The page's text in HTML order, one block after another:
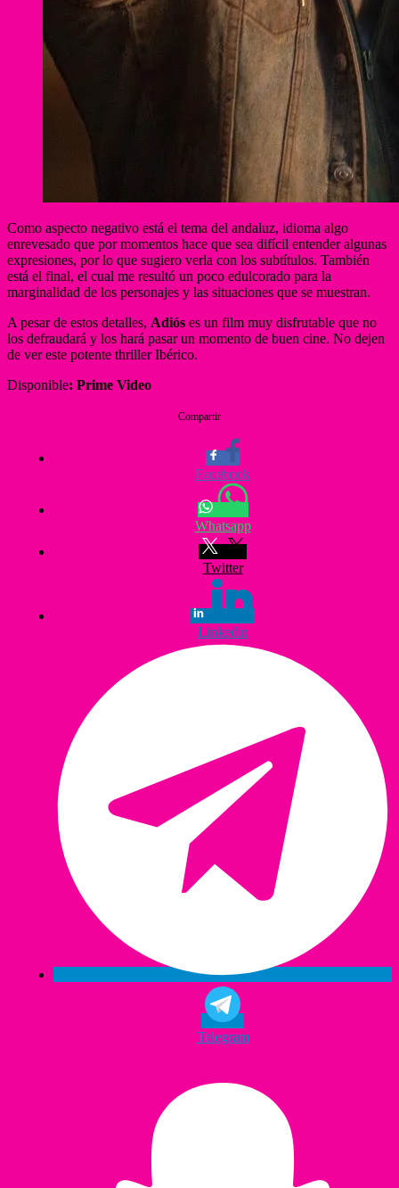
Como aspecto negativo está el tema del andaluz, idioma algo
enrevesado que por momentos hace que sea difícil entender algunas
expresiones, por lo que sugiero verla con los subtítulos. También
está el final, el cual me resultó un poco edulcorado para la
marginalidad de los personajes y las situaciones que se muestran.
A pesar de estos detalles, Adiós es un film muy disfrutable que no
los defraudará y los hará pasar un momento de buen cine. No dejen
de ver este potente thriller Ibérico.
Disponible: Prime Video
Compartir
Facebook
Whatsapp
Twitter
Linkedin
Telegram